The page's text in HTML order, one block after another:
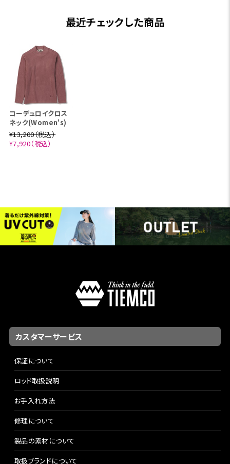
最近チェックした商品
コーデュロイクロス
ネック(Women's)
¥13,200（税込）
¥7,920（税込）
カスタマーサービス
保証について
ロッド取扱説明
お手入れ方法
修理について
製品の素材について
取扱ブランドについて